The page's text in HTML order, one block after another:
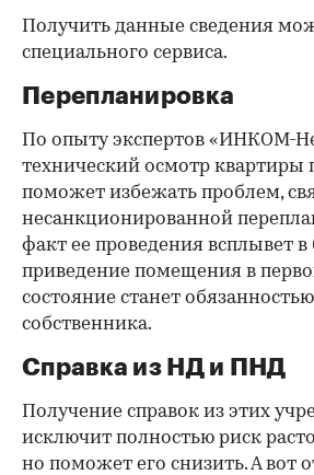
Получить данные сведения
специального сервиса.
Перепланировка
По опыту экспертов «ИНКОМ-
технический осмотр квартиры
поможет избежать проблем,
несанкционированной
факт ее проведения всплывет
приведение помещения в
состояние станет
собственника.
Справка из НД и ПНД
Получение справок из этих
исключит полностью риск
но поможет его снизить. А вот